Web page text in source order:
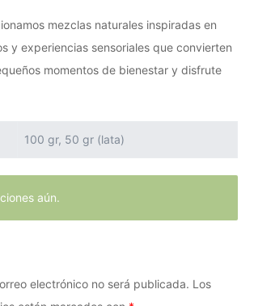
mezclas naturales inspiradas en
y experiencias sensoriales que convierten
momentos de bienestar y disfrute
100 gr, 50 gr (lata)
aún.
electrónico no será publicada. Los